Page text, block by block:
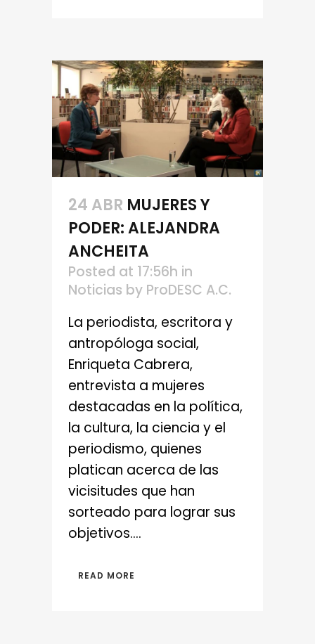
24 ABR MUJERES Y
PODER: ALEJANDRA
ANCHEITA
Posted at 17:56h in
Noticias by ProDESC A.C.
La periodista, escritora y
antropóloga social,
Enriqueta Cabrera,
entrevista a mujeres
destacadas en la política,
la cultura, la ciencia y el
periodismo, quienes
platican acerca de las
vicisitudes que han
sorteado para lograr sus
objetivos....
READ MORE